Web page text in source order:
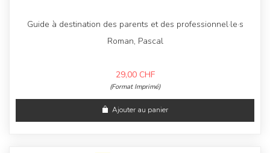
Guide à destination des parents et des professionnel·le·s
Roman, Pascal
29,00 CHF
(Format Imprimé)
Ajouter au panier